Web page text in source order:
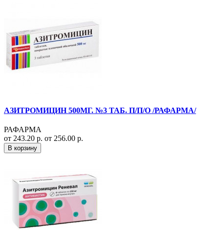
АЗИТРОМИЦИН 500МГ. №3 ТАБ. П/П/О /РАФАРМА/
РАФАРМА
от 243.20 р. от 256.00 р.
В корзину